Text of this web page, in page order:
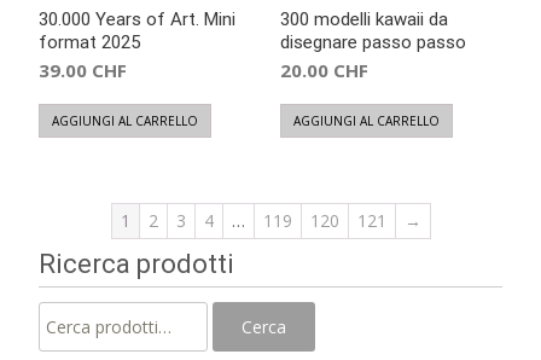
30.000 Years of Art. Mini
format 2025
39.00 CHF
AGGIUNGI AL CARRELLO
300 modelli kawaii da
disegnare passo passo
20.00 CHF
AGGIUNGI AL CARRELLO
1 2 3 4 … 119 120 121 →
Ricerca prodotti
Cerca: Cerca